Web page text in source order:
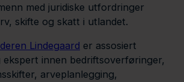
med juridiske utfordringer
skifte og skatt i utlandet.
Lindegaard er assosiert
innen bedriftsoverføringer,
arveplanlegging,